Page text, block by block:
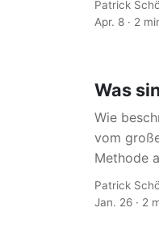
Patrick
Apr. 8 · 2
Was
Wie
vom
Methode
Patrick
Jan. 26 · 2